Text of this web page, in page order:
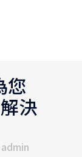
您
決
admin